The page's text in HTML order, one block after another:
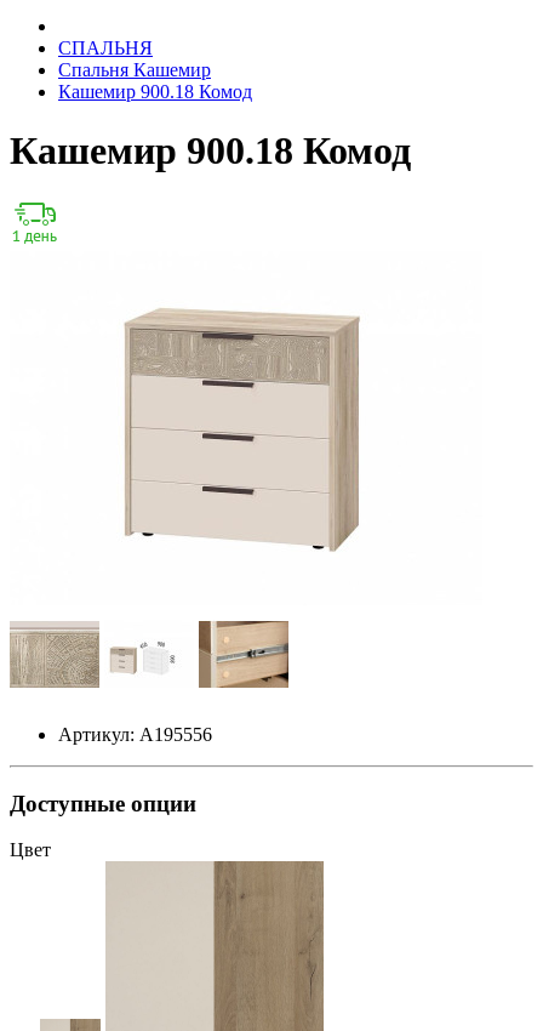
СПАЛЬНЯ
Спальня Кашемир
Кашемир 900.18 Комод
Кашемир 900.18 Комод
Артикул: А195556
Доступные опции
Цвет